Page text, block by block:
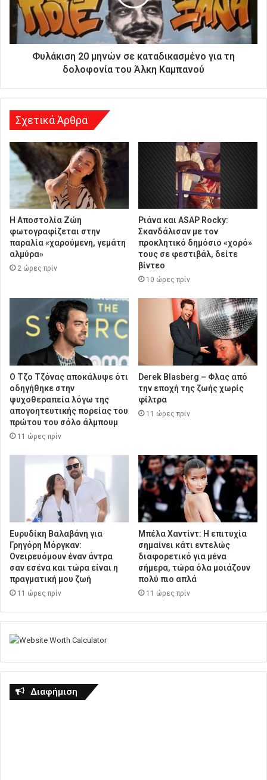
ν
Φυλάκιση 20 μηνών σε καταδικασμένο για τη
δολοφονία του Άλκη Καμπανού
Σχετικά Άρθρα
H Αποστολία Ζώη
φωτογραφίζεται στην
παραλία «χαρούμενη, γεμάτη
αλμύρα»
2 ώρες πρίν
Ριάνα και ASAP Rocky:
Σκανδάλισαν με τον
προκλητικό δημόσιο «χορό»
τους σε φεστιβάλ, δείτε
βίντεο
10 ώρες πρίν
Ο Τζο Τζόνας αποκάλυψε ότι
οδηγήθηκε στην
ψυχοθεραπεία λόγω της
απογοητευτικής πορείας του
πρώτου του σόλο άλμπουμ
11 ώρες πρίν
Derek Blasberg – Φλας από
την εποχή της ζωής χωρίς
φίλτρα
11 ώρες πρίν
Ευρυδίκη Βαλαβάνη για
Γρηγόρη Μόργκαν:
Ονειρευόμουν έναν άντρα
σαν εσένα και τώρα είναι η
πραγματική μου ζωή
11 ώρες πρίν
Μπέλα Χαντίντ: Η επιτυχία
σημαίνει κάτι εντελώς
διαφορετικό για μένα
σήμερα, τώρα όλα μοιάζουν
πολύ πιο απλά
11 ώρες πρίν
Διαφήμιση